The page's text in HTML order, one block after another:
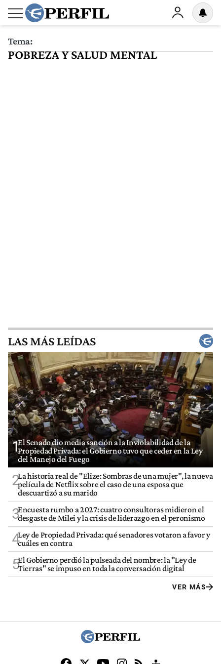
Tema:
POBREZA Y SALUD MENTAL
LAS MÁS LEÍDAS
1El Senado dio media sanción a la Inviolabilidad de la
Propiedad Privada: el Gobierno tuvo que ceder en la Ley
del Manejo del Fuego
2La historia real de "Elize: Sombras de una mujer", la nueva
película de Netflix sobre el caso de una esposa que
descuartizó a su marido
3Encuesta rumbo a 2027: cuatro consultoras midieron el
desgaste de Milei y la crisis de liderazgo en el peronismo
4Ley de Propiedad Privada: qué senadores votaron a favor y
cuáles en contra
5El Gobierno perdió la pulseada del nombre: la "Ley de
Tierras" se impuso en toda la conversación digital
VER MÁS